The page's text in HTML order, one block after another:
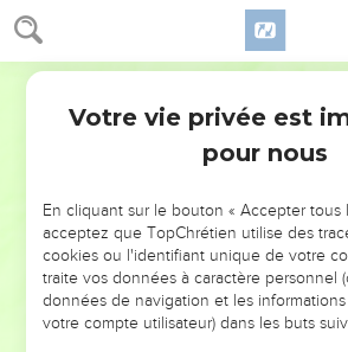
NE MANQUEZ PAS
DE L’ANNÉE
ET SI LEURS ERREURS POUVAIENT
VOTRES ?
Votre vie privée est
pour nous
En cliquant sur le bouton « Accepter tous
acceptez que TopChrétien utilise des
cookies ou l'identifiant unique de votre
traite vos données à caractère personnel
données de navigation et les
votre compte utilisateur) dans les buts